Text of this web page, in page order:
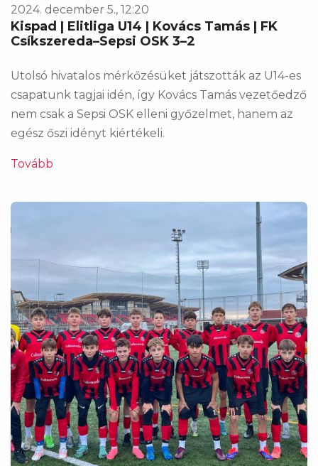
2024. december 5., 12:20
Kispad | Elitliga U14 | Kovács Tamás | FK
Csíkszereda–Sepsi OSK 3–2
Utolsó hivatalos mérkőzésüket játszották az U14-es
csapatunk tagjai idén, így Kovács Tamás vezetőedző
nem csak a Sepsi OSK elleni győzelmet, hanem az
egész őszi idényt kiértékeli.
Tovább